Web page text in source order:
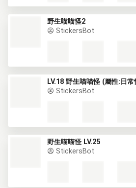
野生喵喵怪2
StickersBot
LV.18 野生喵喵怪 (屬性:日
StickersBot
野生喵喵怪 LV.25
StickersBot